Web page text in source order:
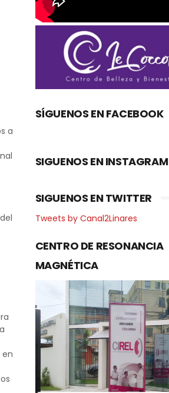
a
SÍGUENOS EN FACEBOOK
SIGUENOS EN INSTAGRAM
SIGUENOS EN TWITTER
Tweets by Canal2Linares
CENTRO DE RESONANCIA
MAGNÉTICA